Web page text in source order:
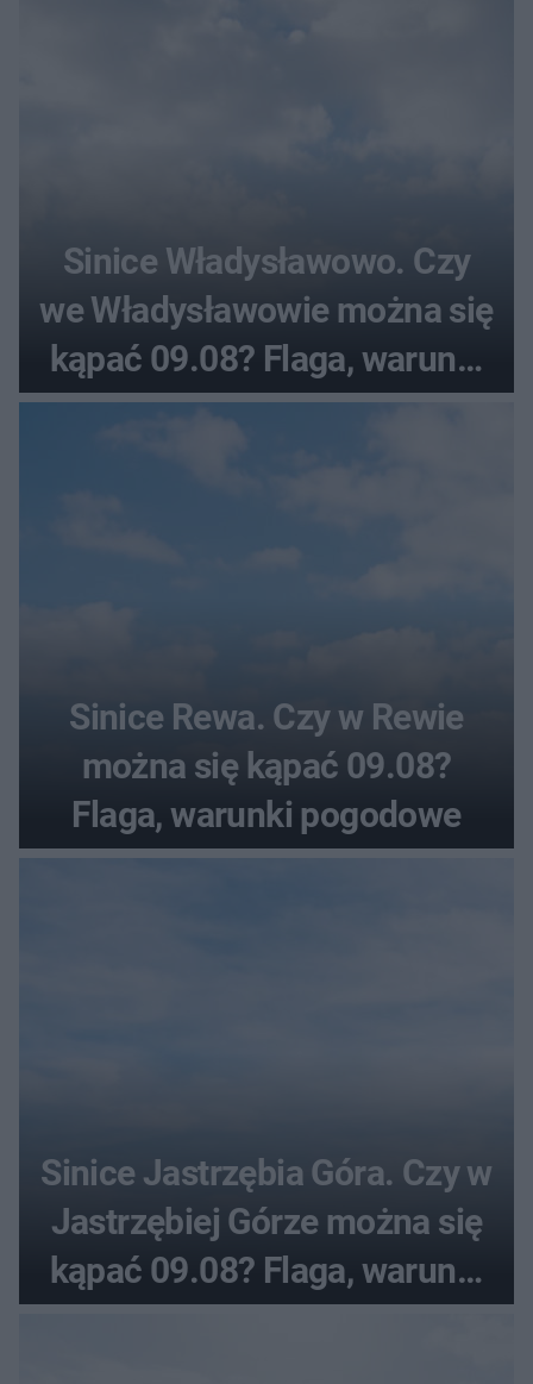
Sinice Władysławowo. Czy
we Władysławowie można się
kąpać 09.08? Flaga, warunki
pogodowe
Sinice Rewa. Czy w Rewie
można się kąpać 09.08?
Flaga, warunki pogodowe
Sinice Jastrzębia Góra. Czy w
Jastrzębiej Górze można się
kąpać 09.08? Flaga, warunki